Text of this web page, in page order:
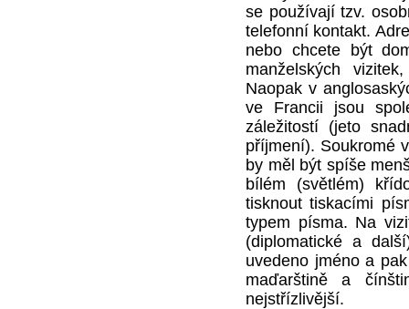
se používají tzv.
telefonní kontakt.
nebo chcete být
manželských
Naopak v
ve Francii jsou
záležitostí (jeto
příjmení). Soukromé
by měl být spíše
bílém (světlém)
tisknout tiskacími
typem písma. Na
(diplomatické a
uvedeno jméno a
maďarštině a
nejstřízlivější.